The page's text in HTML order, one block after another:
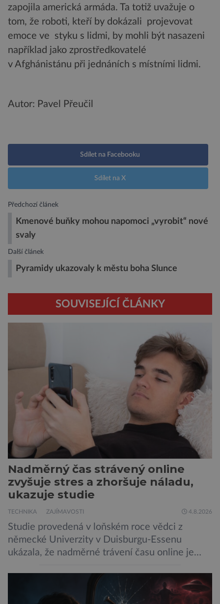
zapojila americká armáda. Ta totiž uvažuje o
tom, že roboti, kteří by dokázali projevovat
emoce ve styku s lidmi, by mohli být nasazeni
například jako zprostředkovatelé
v Afghánistánu při jednáních s místními lidmi.
Autor: Pavel Přeučil
Sdílet na Facebooku
Sdílet na X
Předchozí článek
Kmenové buňky mohou napomoci „vyrobit“ nové
svaly
Další článek
Pyramidy ukazovaly k městu boha Slunce
SOUVISEJÍCÍ ČLÁNKY
Nadměrný čas strávený online
zvyšuje stres a zhoršuje náladu,
ukazuje studie
TECHNIKA ZAJÍMAVOSTI 4.8.2026
Studie provedená v loňském roce vědci z
německé Univerzity v Duisburgu-Essenu
ukázala, že nadměrné trávení času online je
vede k zanedbávání dalších aktivit. Zúčastnilo
se jí 900 dospělých Němců, kteří uvedli, že se v